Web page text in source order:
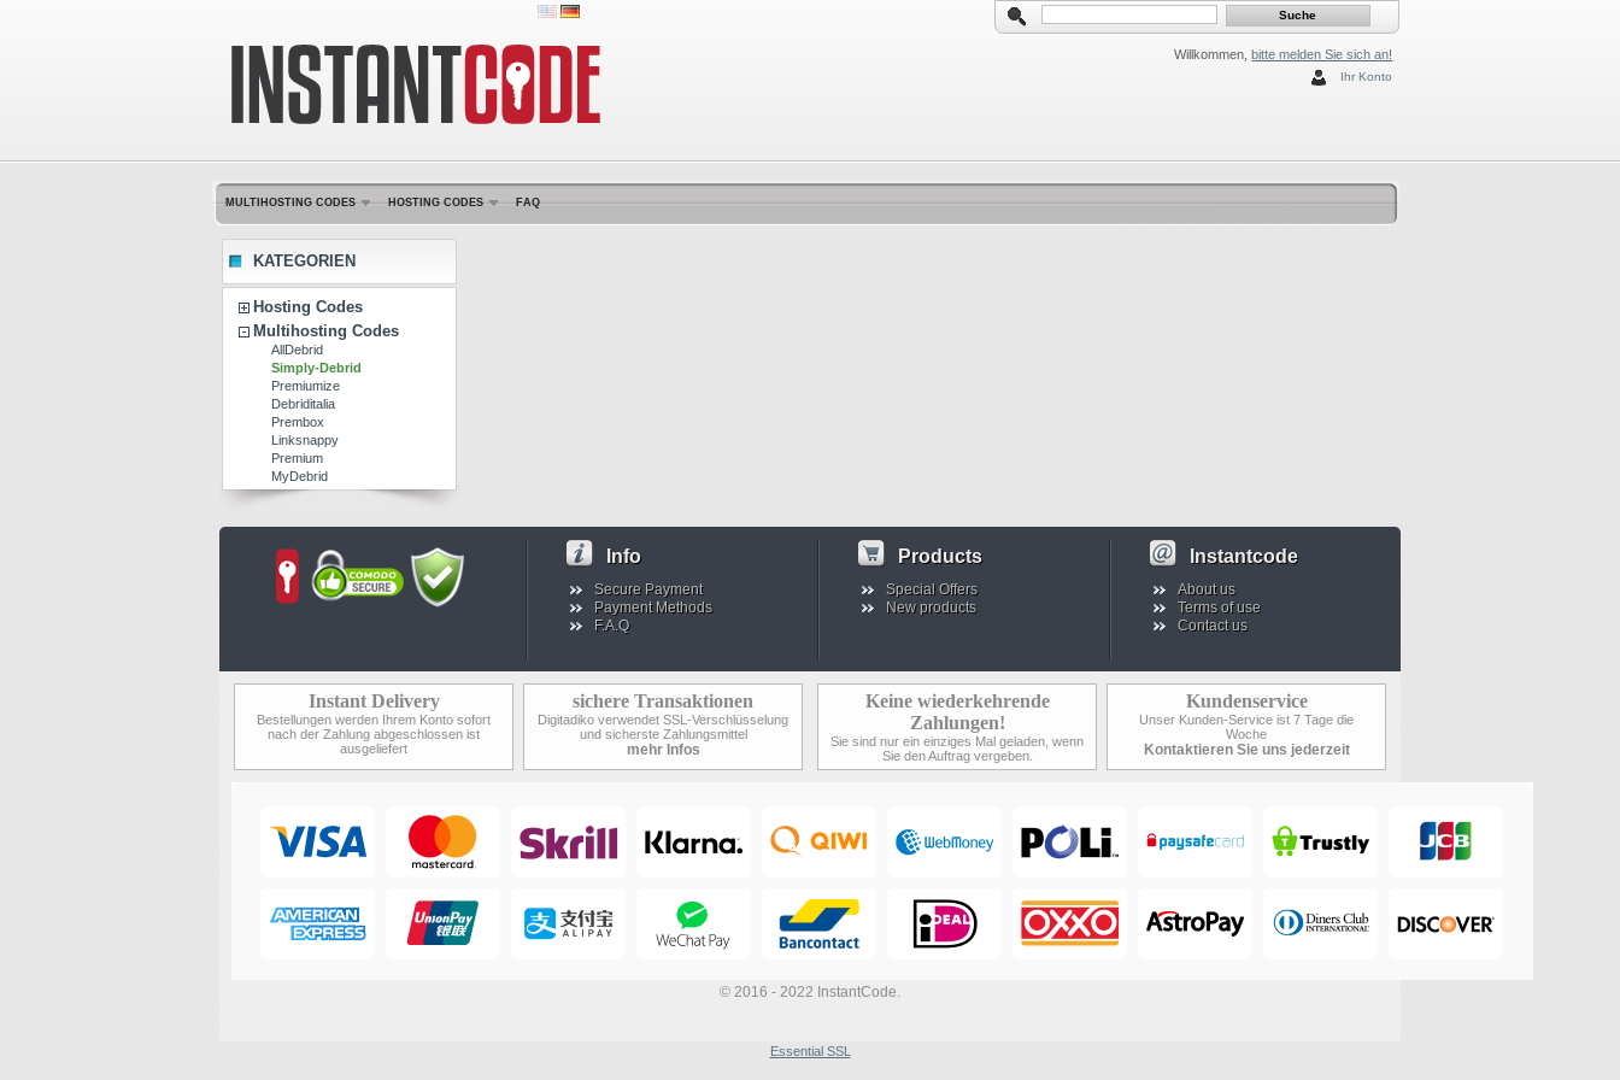
Willkommen,bitte melden Sie sich an!
Ihr Konto
MULTIHOSTING CODES HOSTING CODES FAQ
KATEGORIEN
Hosting Codes
Multihosting Codes
AllDebrid
Simply-Debrid
Premiumize
Debriditalia
Prembox
Linksnappy
Premium
MyDebrid
Info
Secure Payment
Payment Methods
F.A.Q
Products
Special Offers
New products
Instantcode
About us
Terms of use
Contact us
Instant Delivery
Bestellungen werden Ihrem Konto sofort
nach der Zahlung abgeschlossen ist
ausgeliefert
sichere Transaktionen
Digitadiko verwendet SSL-Verschlüsselung
und sicherste Zahlungsmittel
mehr Infos
Keine wiederkehrende
Zahlungen!
Sie sind nur ein einziges Mal geladen, wenn
Sie den Auftrag vergeben.
Kundenservice
Unser Kunden-Service ist 7 Tage die
Woche
Kontaktieren Sie uns jederzeit
© 2016 - 2022 InstantCode.
Essential SSL